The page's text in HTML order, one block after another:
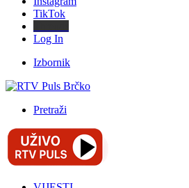
TikTok
Log In
Izbornik
Pretraži